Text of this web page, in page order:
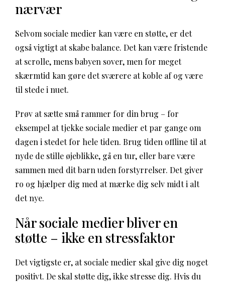
nærvær
Selvom sociale medier kan være en støtte, er det
også vigtigt at skabe balance. Det kan være fristende
at scrolle, mens babyen sover, men for meget
skærmtid kan gøre det sværere at koble af og være
til stede i nuet.
Prøv at sætte små rammer for din brug – for
eksempel at tjekke sociale medier et par gange om
dagen i stedet for hele tiden. Brug tiden offline til at
nyde de stille øjeblikke, gå en tur, eller bare være
sammen med dit barn uden forstyrrelser. Det giver
ro og hjælper dig med at mærke dig selv midt i alt
det nye.
Når sociale medier bliver en
støtte – ikke en stressfaktor
Det vigtigste er, at sociale medier skal give dig noget
positivt. De skal støtte dig, ikke stresse dig. Hvis du